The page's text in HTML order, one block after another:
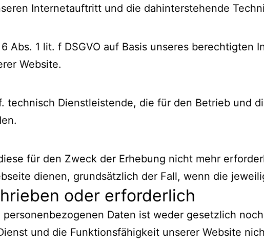
Internetauftritt und die dahinterstehende
Abs. 1 lit. f DSGVO auf Basis unseres berechtigten
Website.
technisch Dienstleistende, die für den Betrieb und
für den Zweck der Erhebung nicht mehr
dienen, grundsätzlich der Fall, wenn die
oder erforderlich
Daten ist weder gesetzlich
und die Funktionsfähigkeit unserer Website